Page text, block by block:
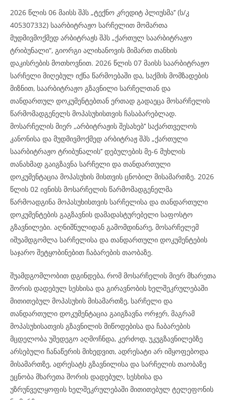
2026 წლის 06 მაისს შპს „ტექნო კრედიტ პლიუსმა’’ (ს/კ
405307332) საარბიტრაჟო სარჩელით მომართა
მუდმივმოქმედ არბიტრაჟს შპს „ქართულ საარბიტრაჟო
ტრიბუნალი“, გიორგი ალიხანოვის მიმართ თანხის
დაკისრების მოთხოვნით. 2026 წლის 07 მაისს საარბიტრაჟო
სარჩელი მიღებულ იქნა წარმოებაში და, საქმის მომზადების
მიზნით, საარბიტრაჟო გზავნილი სარჩელთან და
თანდართულ დოკუმენტებთან ერთად გადაეცა მოსარჩელის
წარმომადგენელს მოპასუხისთვის ჩასაბარებლად.
მოსარჩელის მიერ ,,არბიტრაჟის შესახებ’’ საქართველოს
კანონისა და მუდმივმოქმედ არბიტრაჟ შპს „ქართული
საარბიტრაჟო ტრიბუნალის’’ დებულების მე-6 მუხლის
თანახმად გაიგზავნა სარჩელი და თანდართული
დოკუმენტაცია მოპასუხის მისთვის ცნობილ მისამართზე. 2026
წლის 02 ივნისს მოსარჩელის წარმომადგენელმა
წარმოადგინა მოპასუხისთვის სარჩელისა და თანდართული
დოკუმენტების გაგზავნის დამადასტურებელი საფოსტო
გზავნილები. აღნიშნულიდან გამომდინარე, მოსარჩელემ
იშუამდგომლა სარჩელისა და თანდართული დოკუმენტების
საჯარო შეტყობინებით ჩაბარების თაობაზე.
შუამდგომლობით დგინდება, რომ მოსარჩელის მიერ მხარეთა
შორის დადებულ სესხისა და გირავნობის ხელშეკრულებაში
მითითებულ მოპასუხის მისამართზე, სარჩელი და
თანდართული დოკუმენტაცია გაიგზავნა ორჯერ, მაგრამ
მოპასუხისათვის გზავნილის მიწოდებისა და ჩაბარების
მცდელობა უშედეგო აღმოჩნდა, კერძოდ, უკუგზავნილებზე
არსებული ჩანაწერის მიხედვით, ადრესატი არ იმყოფებოდა
მისამართზე, ადრესატს გზავნილისა და სარჩელის თაობაზე
ეცნობა მხარეთა შორის დადებულ, სესხისა და
უზრუნველყოფის ხელშეკრულებაში მითითებულ ტელეფონის